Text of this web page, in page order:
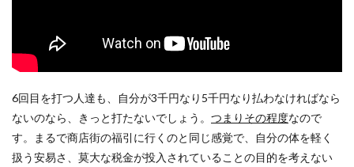
6回目を打つ人達も、自分が3千円なり5千円なり払わなければなら
ないのなら、きっと打たないでしょう。 つまりその程度なので
す。まるで商店街の福引に行くのと同じ感覚で、自分の体を軽く
扱う安易さ、莫大な税金が投入されていることの目的を考えない